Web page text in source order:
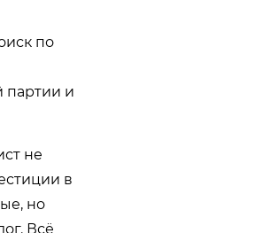
по
партии и
не
в
но
Всё